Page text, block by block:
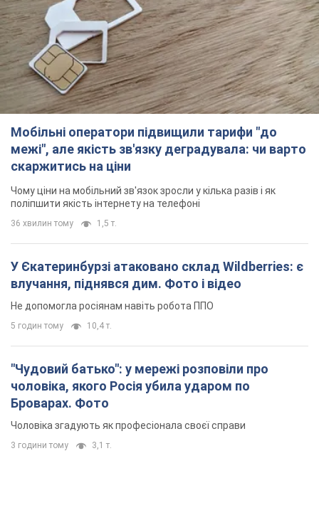
поліпшити якість інтернету на телефоні
36 хвилин тому 1,5 т.
У Єкатеринбурзі атаковано склад Wildberries: є
влучання, піднявся дим. Фото і відео
Не допомогла росіянам навіть робота ППО
5 годин тому 10,4 т.
"Чудовий батько": у мережі розповіли про
чоловіка, якого Росія убила ударом по
Броварах. Фото
Чоловіка згадують як професіонала своєї справи
3 години тому 3,1 т.